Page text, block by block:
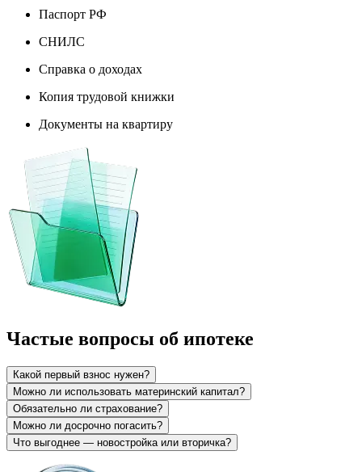
Паспорт РФ
СНИЛС
Справка о доходах
Копия трудовой книжки
Документы на квартиру
Частые вопросы об ипотеке
Какой первый взнос нужен?
Можно ли использовать материнский капитал?
Обязательно ли страхование?
Можно ли досрочно погасить?
Что выгоднее — новостройка или вторичка?